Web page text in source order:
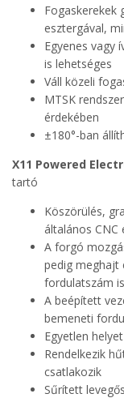
Fogaskerekek
esztergával,
Egyenes vagy
is lehetséges
Váll közeli
MTSK
érdekében
±180°-ban
X11 Powered
tartó
Köszörülés,
általános CNC
A forgó
pedig meghajt
fordulatszám
A beépített
bemeneti
Egyetlen
Rendelkezik
csatlakozik
Sűrített